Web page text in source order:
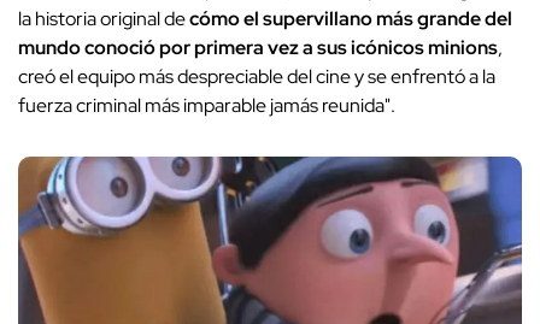
la historia original decómo el supervillano más grande del
mundo conoció por primera vez a sus icónicos minions,
creó el equipo más despreciable del cine y se enfrentó a la
fuerza criminal más imparable jamás reunida".